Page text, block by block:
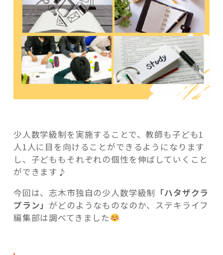
少人数学級制を実施することで、教師も子ども1
人1人に目を向けることができるようになります
し、子どももそれぞれの個性を伸ばしていくこと
ができます♪
今回は、志木市独自の少人数学級制 「ハタザクラ
プラン」 がどのようなものなのか、ステキライフ
編集部は調べてきました